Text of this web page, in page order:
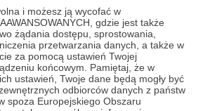
i możesz ją wycofać w
gdzie jest także
żądania dostępu, sprostowania,
przetwarzania danych, a także w
za pomocą ustawień Twojej
końcowym. Pamiętaj, że w
ustawień, Twoje dane będą mogły być
odbiorców danych z państw
spoza Europejskiego Obszaru
(zamiast jednego) 15 min
(telefonicznej/skype) na tematy
czy coś innego
wspomnę o Tobie (lub Twojej